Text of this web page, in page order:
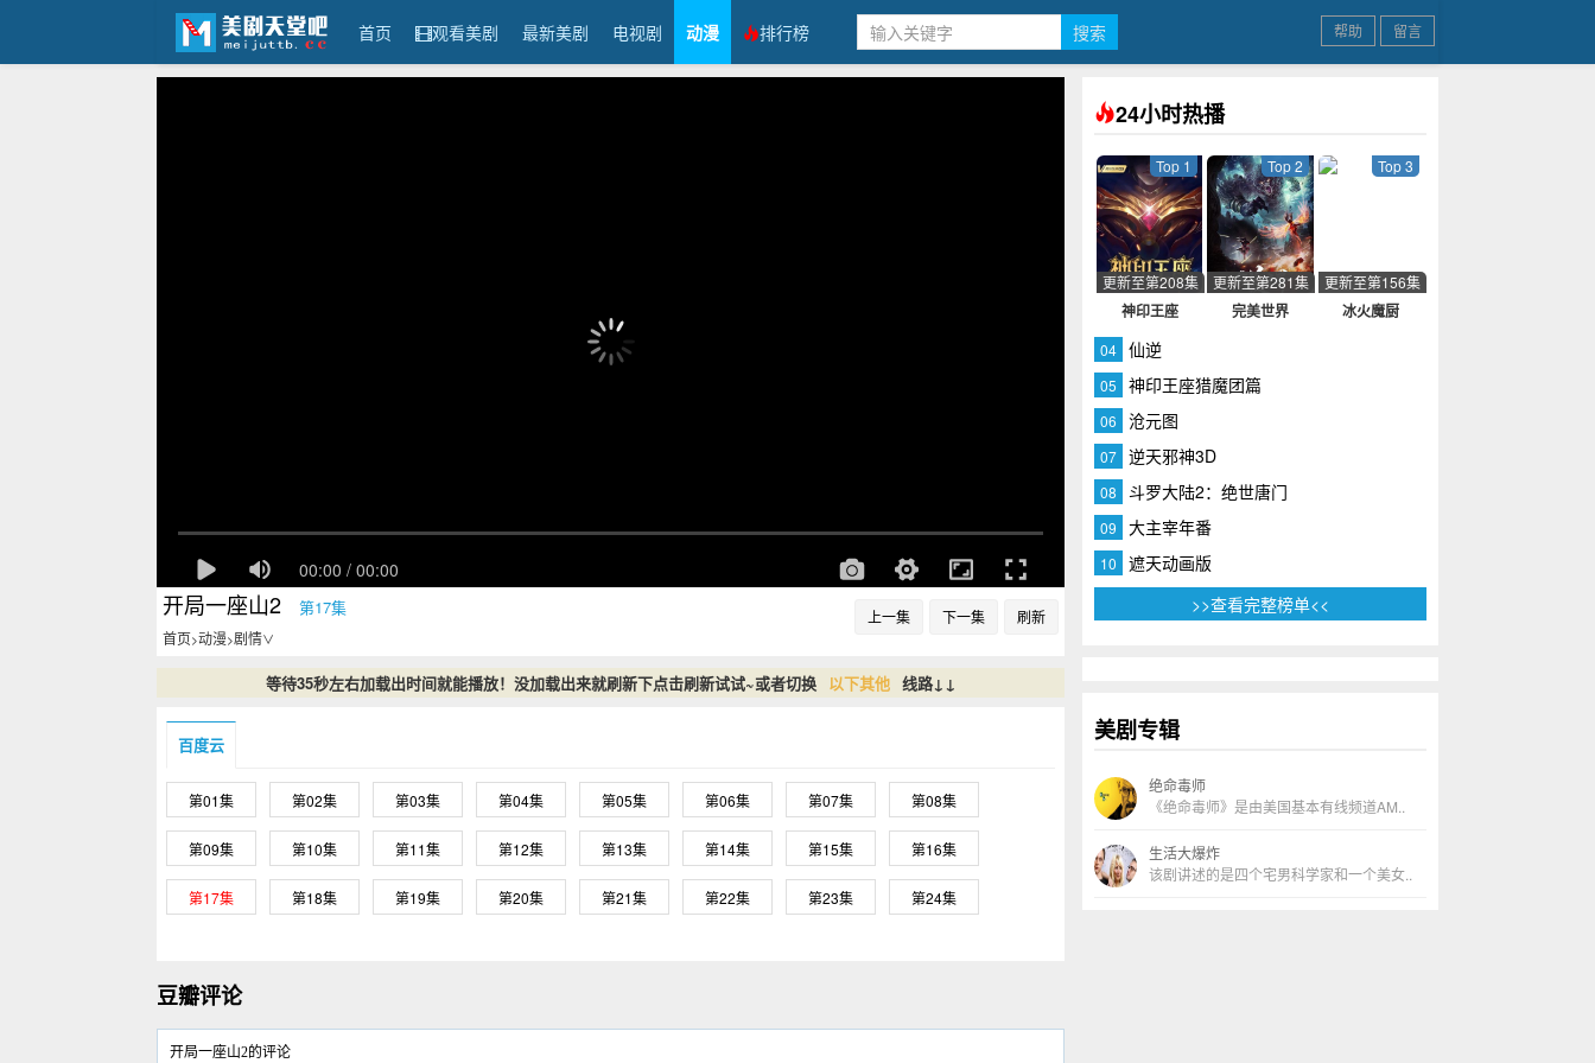
首页 观看美剧 最新美剧 电视剧 动漫 排行榜 帮助 留言
上一集 下一集 刷新
开局一座山2 第17集
首页>动漫>剧情∨
等待35秒左右加载出时间就能播放！没加载出来就刷新下点击刷新试试~或者切换 以下其他 线路↓↓
百度云
第01集 第02集 第03集 第04集 第05集 第06集 第07集 第08集
第09集 第10集 第11集 第12集 第13集 第14集 第15集 第16集
第17集 第18集 第19集 第20集 第21集 第22集 第23集 第24集
豆瓣评论
开局一座山2的评论
24小时热播
神印王座
Top 1
更新至第208集
完美世界
Top 2
更新至第281集
冰火魔厨
Top 3
更新至第156集
04 仙逆
05 神印王座猎魔团篇
06 沧元图
07 逆天邪神3D
08 斗罗大陆2：绝世唐门
09 大主宰年番
10
遮天动画版
>>查看完整榜单<<
美剧专辑
绝命毒师
《绝命毒师》是由美国基本有线频道AM..
生活大爆炸
该剧讲述的是四个宅男科学家和一个美女..